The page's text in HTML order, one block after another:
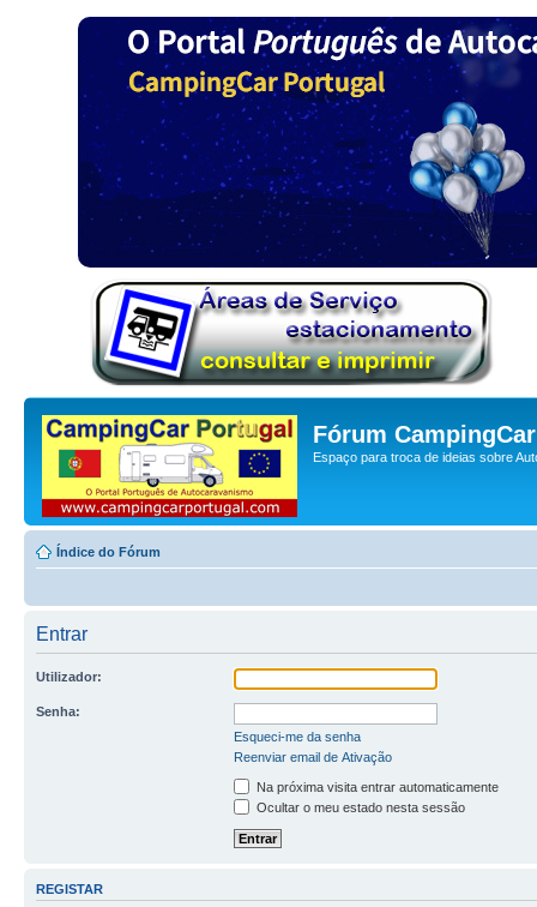
Fórum
Espaço para troca de ideias sobre
Índice do Fórum
Entrar
Utilizador:
Senha:
Esqueci-me da senha
Reenviar email de Ativação
Na próxima visita entrar automaticamente
Ocultar o meu estado nesta sessão
REGISTAR